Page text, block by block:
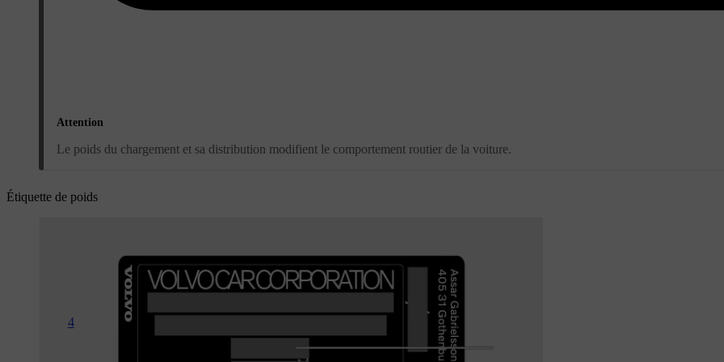
Attention
Le poids du chargement et sa distribution modifient le comportement routier de la voiture.
Étiquette de poids
4